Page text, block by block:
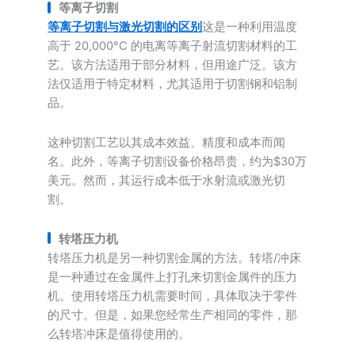
等离子切割
等离子切割与激光切割的区别这是一种利用温度
高于 20,000°C 的电离等离子射流切割材料的工
艺。该方法适用于部分材料，但用途广泛。该方
法仅适用于特定材料，尤其适用于切割钢和铝制
品。
这种切割工艺以其成本效益、精度和成本而闻
名。此外，等离子切割设备价格昂贵，约为$30万
美元。然而，其运行成本低于水射流或激光切
割。
转塔压力机
转塔压力机是另一种切割金属的方法。转塔/冲床
是一种通过在金属件上打孔来切割金属件的压力
机。使用转塔压力机需要时间，具体取决于零件
的尺寸。但是，如果您经常生产相同的零件，那
么转塔冲床是值得使用的。